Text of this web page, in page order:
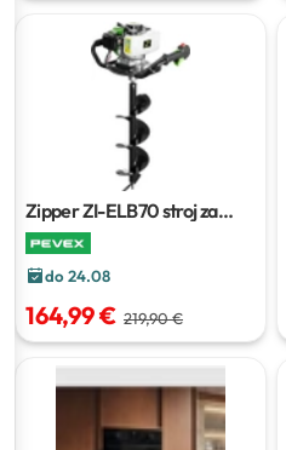
Zipper ZI-ELB70 stroj za
bušenje rupa
do 24.08
164,99 € 219,90 €